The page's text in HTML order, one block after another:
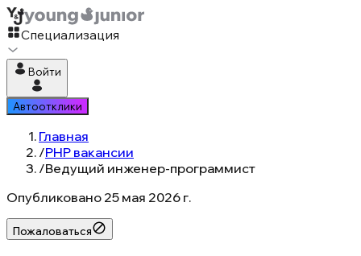
Специализация
Войти
Автоотклики
Главная
/PHP вакансии
/Ведущий инженер-программист
Опубликовано 25 мая 2026 г.
Пожаловаться